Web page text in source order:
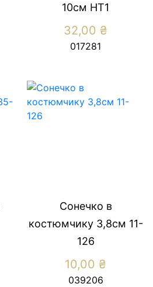
10см НТ1
32,00 ₴
017281
Сонечко в
костюмчику 3,8см 11-
126
10,00 ₴
039206